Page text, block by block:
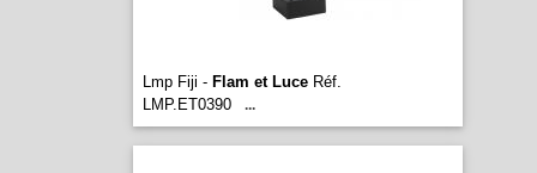
Lmp Fiji - Flam et LuceRéf.
LMP.ET0390
...